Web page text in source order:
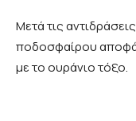
Μετά τις
ποδοσφαίρου
με το ουράνιο τόξο.